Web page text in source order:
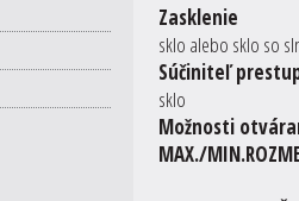
Zasklenie
sklo alebo sklo so
Súčiniteľ
sklo
Možnosti
MAX./